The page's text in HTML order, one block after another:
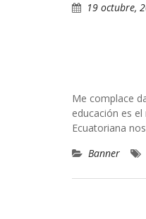
19 octubre,
Me complace
educación es
Ecuatoriana
Banner